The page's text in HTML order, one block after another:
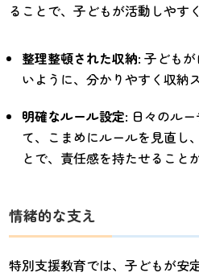
ることで、子どもが活動しやす
整理整頓された収納: 子ども
いように、分かりやすく収納
明確なルール設定: 日々のル
て、こまめにルールを見直し
とで、責任感を持たせること
情緒的な支え
特別支援教育では、子どもが安